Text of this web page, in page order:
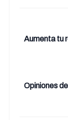
Aumenta tu
Opiniones